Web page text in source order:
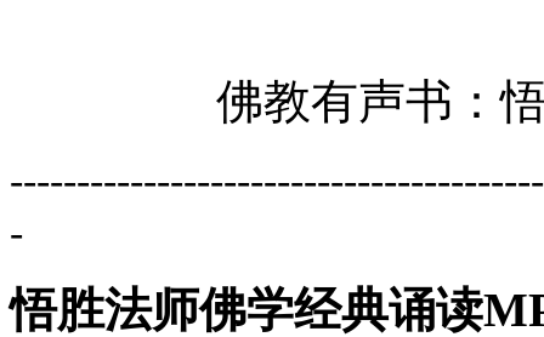
佛教有声书：
-
悟胜法师佛学经典诵读